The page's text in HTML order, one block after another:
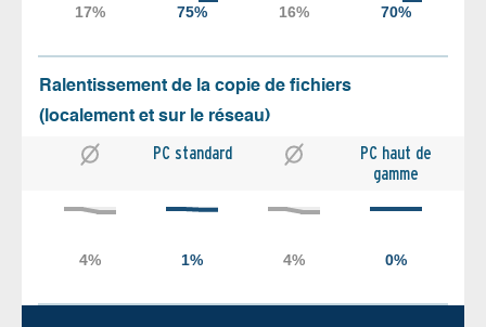
Ralentissement de la copie de fichiers
(localement et sur le réseau)
PC standard
PC haut de
gamme